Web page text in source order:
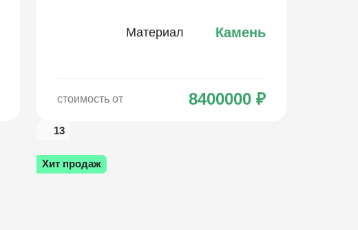
Материал Камень
стоимость от 8400000 ₽
13
Хит продаж